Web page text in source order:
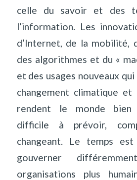
celle du savoir et des
l’information. Les
d’Internet, de la mobilité,
des algorithmes et du «
et des usages nouveaux
changement climatique
rendent le monde bien
difficile à prévoir,
changeant. Le temps
gouverner
organisations plus